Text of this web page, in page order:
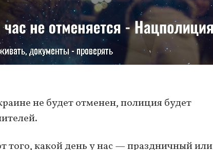
не будет отменен, полиция будет
какой день у нас — праздничный или